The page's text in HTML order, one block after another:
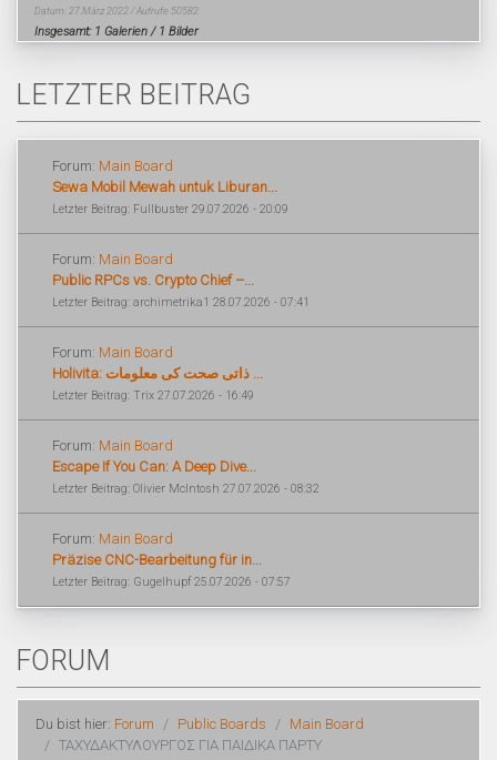
Datum: 27.März 2022 / Aufrufe 50582
Insgesamt: 1 Galerien / 1 Bilder
LETZTER BEITRAG
Forum: Main Board
Sewa Mobil Mewah untuk Liburan...
Letzter Beitrag: Fullbuster 29.07.2026 - 20:09
Forum: Main Board
Public RPCs vs. Crypto Chief –...
Letzter Beitrag: archimetrika1 28.07.2026 - 07:41
Forum: Main Board
Holivita: ذاتی صحت کی معلومات ...
Letzter Beitrag: Trix 27.07.2026 - 16:49
Forum: Main Board
Escape If You Can: A Deep Dive...
Letzter Beitrag: Olivier McIntosh 27.07.2026 - 08:32
Forum: Main Board
Präzise CNC-Bearbeitung für in...
Letzter Beitrag: Gugelhupf 25.07.2026 - 07:57
FORUM
Du bist hier: Forum Public Boards
Main Board
ΤΑΧΥΔΑΚΤΥΛΟΥΡΓΟΣ ΓΙΑ ΠΑΙΔΙΚΑ ΠΑΡΤΥ